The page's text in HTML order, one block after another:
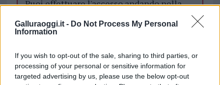
Galluraoggi.it - Do Not Process My Personal
Information
If you wish to opt-out of the sale, sharing to third parties, or
processing of your personal or sensitive information for
targeted advertising by us, please use the below opt-out
Puoi effettuare l'accesso andando nella
cliccandoqui
TEMI: Arzachena Cannigione Regione